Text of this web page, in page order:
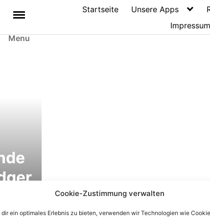
Menu
Startseite Unsere Apps
Impressum
Cookie-Zustimmung verwalten
dir ein optimales Erlebnis zu bieten, verwenden wir Technologien wie